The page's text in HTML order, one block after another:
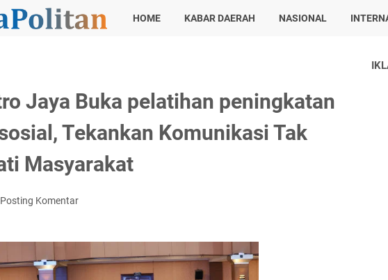
HOME KABAR DAERAH NASIONAL
Jaya Buka pelatihan peningkatan
Tekankan Komunikasi Tak
Masyarakat
Posting Komentar